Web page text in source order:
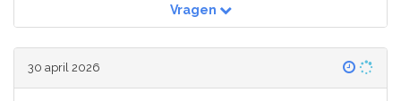
Vragen
30 april 2026